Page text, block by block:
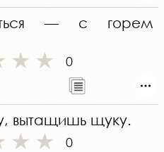
— с горем
0
вытащишь щуку.
0